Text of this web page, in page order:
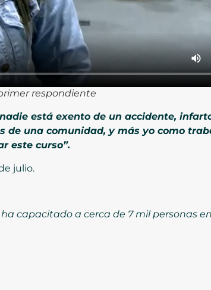
respondiente
adie está exento de un accidente,
de una comunidad, y más yo como
este curso”.
julio.
capacitado a cerca de 7 mil personas